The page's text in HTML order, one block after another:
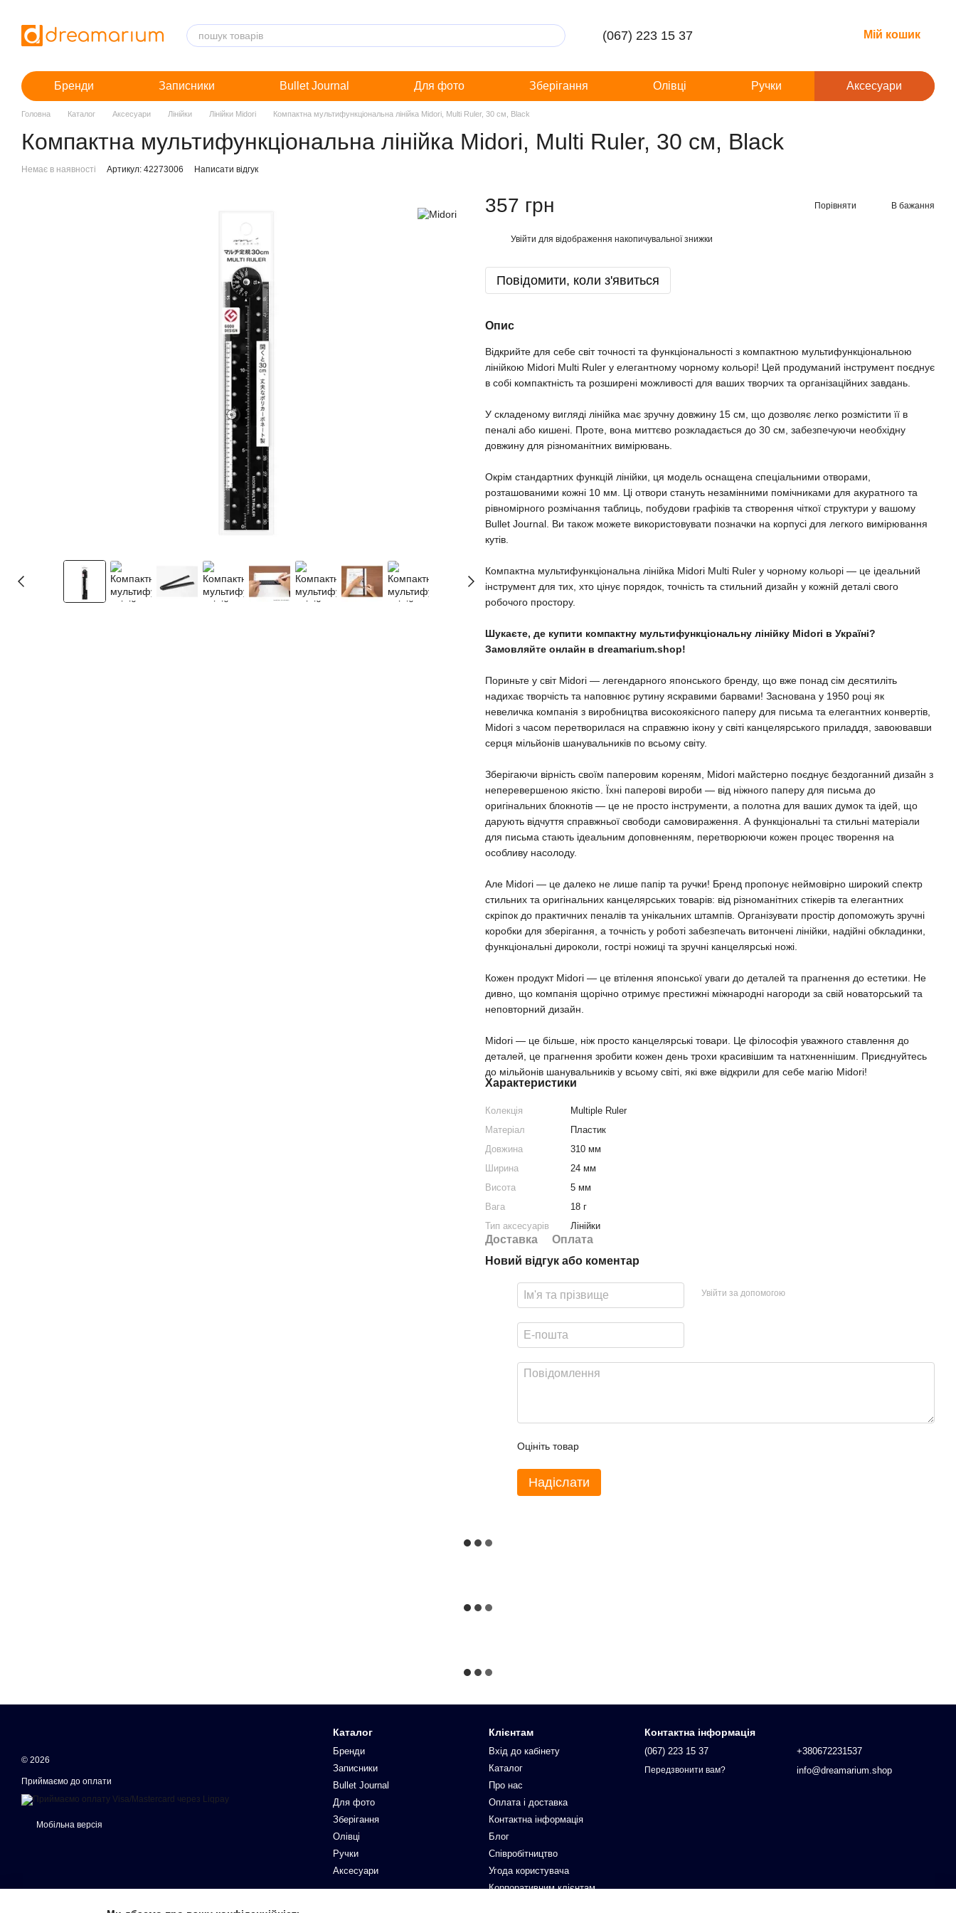
(067) 223 15 37 Мій кошик
Бренди Записники Bullet Journal Для фото Зберігання Олівці Ручки Аксесуари
Головна Каталог Аксесуари Лінійки Лінійки Midori Компактна мультифункціональна лінійка Midori, Multi Ruler, 30 см, Black
Компактна мультифункціональна лінійка Midori, Multi Ruler, 30 см, Black
Немає в наявності Артикул: 42273006 Написати відгук
357 грн Порівняти В бажання
Увійти для відображення накопичувальної знижки
Повідомити, коли з'явиться
Опис
Відкрийте для себе світ точності та функціональності з компактною мультифункціональною
лінійкою Midori Multi Ruler у елегантному чорному кольорі! Цей продуманий інструмент поєднує
в собі компактність та розширені можливості для ваших творчих та організаційних завдань.
У складеному вигляді лінійка має зручну довжину 15 см, що дозволяє легко розмістити її в
пеналі або кишені. Проте, вона миттєво розкладається до 30 см, забезпечуючи необхідну
довжину для різноманітних вимірювань.
Окрім стандартних функцій лінійки, ця модель оснащена спеціальними отворами,
розташованими кожні 10 мм. Ці отвори стануть незамінними помічниками для акуратного та
рівномірного розмічання таблиць, побудови графіків та створення чіткої структури у вашому
Bullet Journal. Ви також можете використовувати позначки на корпусі для легкого вимірювання
кутів.
Компактна мультифункціональна лінійка Midori Multi Ruler у чорному кольорі — це ідеальний
інструмент для тих, хто цінує порядок, точність та стильний дизайн у кожній деталі свого
робочого простору.
Шукаєте, де купити компактну мультифункціональну лінійку Midori в Україні?
Замовляйте онлайн в dreamarium.shop!
Пориньте у світ Midori — легендарного японського бренду, що вже понад сім десятиліть
надихає творчість та наповнює рутину яскравими барвами! Заснована у 1950 році як
невеличка компанія з виробництва високоякісного паперу для письма та елегантних конвертів,
Midori з часом перетворилася на справжню ікону у світі канцелярського приладдя, завоювавши
серця мільйонів шанувальників по всьому світу.
Зберігаючи вірність своїм паперовим кореням, Midori майстерно поєднує бездоганний дизайн з
неперевершеною якістю. Їхні паперові вироби — від ніжного паперу для письма до
оригінальних блокнотів — це не просто інструменти, а полотна для ваших думок та ідей, що
дарують відчуття справжньої свободи самовираження. А функціональні та стильні матеріали
для письма стають ідеальним доповненням, перетворюючи кожен процес творення на
особливу насолоду.
Але Midori — це далеко не лише папір та ручки! Бренд пропонує неймовірно широкий спектр
стильних та оригінальних канцелярських товарів: від різноманітних стікерів та елегантних
скріпок до практичних пеналів та унікальних штампів. Організувати простір допоможуть зручні
коробки для зберігання, а точність у роботі забезпечать витончені лінійки, надійні обкладинки,
функціональні дироколи, гострі ножиці та зручні канцелярські ножі.
Кожен продукт Midori — це втілення японської уваги до деталей та прагнення до естетики. Не
дивно, що компанія щорічно отримує престижні міжнародні нагороди за свій новаторський та
неповторний дизайн.
Midori — це більше, ніж просто канцелярські товари. Це філософія уважного ставлення до
деталей, це прагнення зробити кожен день трохи красивішим та натхненнішим. Приєднуйтесь
до мільйонів шанувальників у всьому світі, які вже відкрили для себе магію Midori!
Характеристики
Колекція
Multiple Ruler
Матеріал
Пластик
Довжина
310 мм
Ширина
24 мм
Висота
5 мм
Вага
18 г
Тип аксесуарів
Лінійки
Доставка
Оплата
Новий відгук або коментар
Увійти за допомогою
Оцініть товар
Надіслати
© 2026
Приймаємо до оплати
Мобільна версія
Каталог
Бренди
Записники
Bullet Journal
Для фото
Зберігання
Олівці
Ручки
Аксесуари
Клієнтам
Вхід до кабінету
Каталог
Про нас
Оплата і доставка
Контактна інформація
Блог
Співробітництво
Угода користувача
Корпоративним клієнтам
Контактна інформація
(067) 223 15 37
Передзвонити вам?
+380672231537
info@dreamarium.shop